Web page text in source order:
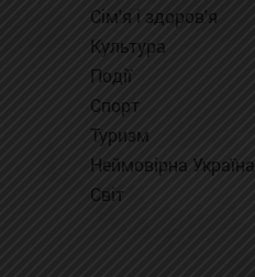
Сім'я і здоров'я
Культура
Події
Спорт
Туризм
Неймовірна Україна
Світ